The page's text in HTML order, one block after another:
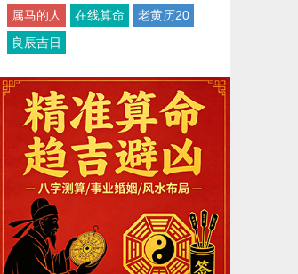
属马的人
在线算命
老黄历20
良辰吉日